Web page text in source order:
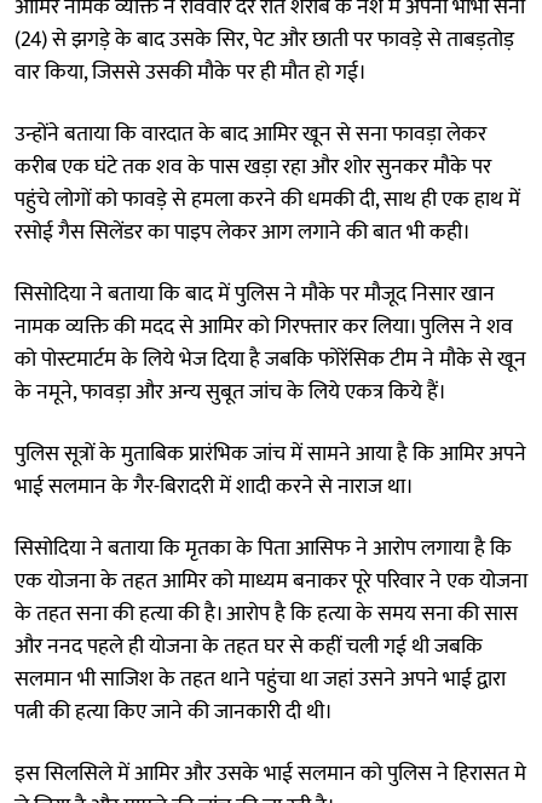
(24) से झगड़े के बाद उसके सिर, पेट और छाती पर फावड़े से ताबड़तोड़
वार किया, जिससे उसकी मौके पर ही मौत हो गई।
उन्होंने बताया कि वारदात के बाद आमिर खून से सना फावड़ा लेकर
करीब एक घंटे तक शव के पास खड़ा रहा और शोर सुनकर मौके पर
पहुंचे लोगों को फावड़े से हमला करने की धमकी दी, साथ ही एक हाथ में
रसोई गैस सिलेंडर का पाइप लेकर आग लगाने की बात भी कही।
सिसोदिया ने बताया कि बाद में पुलिस ने मौके पर मौजूद निसार खान
नामक व्यक्ति की मदद से आमिर को गिरफ्तार कर लिया। पुलिस ने शव
को पोस्टमार्टम के लिये भेज दिया है जबकि फोरेंसिक टीम ने मौके से खून
के नमूने, फावड़ा और अन्य सुबूत जांच के लिये एकत्र किये हैं।
पुलिस सूत्रों के मुताबिक प्रारंभिक जांच में सामने आया है कि आमिर अपने
भाई सलमान के गैर-बिरादरी में शादी करने से नाराज था।
सिसोदिया ने बताया कि मृतका के पिता आसिफ ने आरोप लगाया है कि
एक योजना के तहत आमिर को माध्यम बनाकर पूरे परिवार ने एक योजना
के तहत सना की हत्या की है। आरोप है कि हत्या के समय सना की सास
और ननद पहले ही योजना के तहत घर से कहीं चली गई थी जबकि
सलमान भी साजिश के तहत थाने पहुंचा था जहां उसने अपने भाई द्वारा
पत्नी की हत्या किए जाने की जानकारी दी थी।
इस सिलसिले में आमिर और उसके भाई सलमान को पुलिस ने हिरासत मे